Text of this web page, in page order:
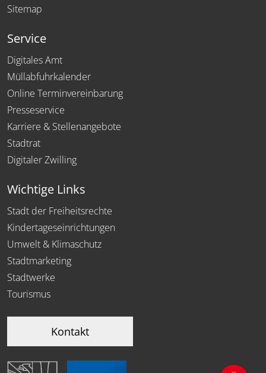
Sitemap
Service
Digitales Amt
Müllabfuhrkalender
Online Terminvereinbarung
Presseservice
Karriere & Stellenangebote
Stadtrat
Digitaler Zwilling
Wichtige Links
Stadt der Freiheitsrechte
Kindertageseinrichtungen
Umwelt & Klimaschutz
Stadtmarketing
Stadtwerke
Tourismus
Kontakt